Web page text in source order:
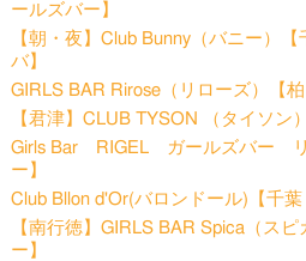
ールズバー】
【朝・夜】Club Bunny（バニー）
バ】
GIRLS BAR Rirose（リローズ）【柏
【君津】CLUB TYSON （タイソン
Girls Bar RIGEL ガールズバー リ
ー】
Club Bllon d'Or(バロンドール)【千葉
【南行徳】GIRLS BAR Spica（ス
ー】